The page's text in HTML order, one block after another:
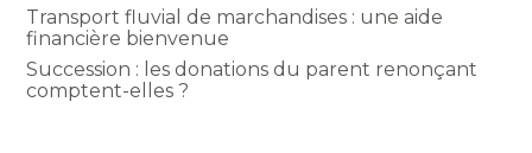
Transport fluvial de marchandises : une aide
financière bienvenue
Succession : les donations du parent renonçant
comptent-elles ?